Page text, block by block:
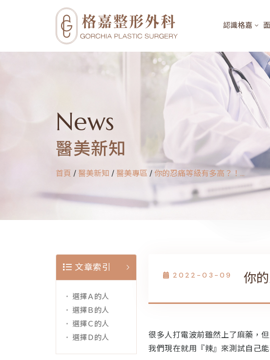
認識格嘉
News
醫美新知
首頁 /醫美新知 /醫美專區 / 你的忍痛等級有多高？！...
文章索引
選擇Ａ的人
選擇Ｂ的人
選擇Ｃ的人
選擇Ｄ的人
2022-03-09 你
很多人打電波前雖然上了麻藥，
我們現在就用『辣』來測試自己能